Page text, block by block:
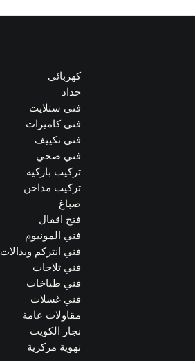
كهربائي
حداد
فني ستلايت
فني كاميرات
فني تكييف
فني صحي
تركيب باركيه
تركيب مداخن
صباغ
فتح اقفال
فني المونيوم
فني انتركم وبدالات
فني ثلاجات
فني طباخات
فني غسلات
مقاولات عامة
نجار الكويت
تهوية مركزية